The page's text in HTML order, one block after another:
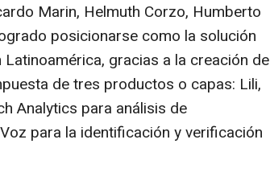
Marin, Helmuth Corzo, Humberto
posicionarse como la solución
gracias a la creación de
de tres productos o capas: Lili,
Analytics para análisis de
para la identificación y verificación